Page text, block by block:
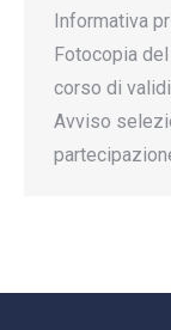
Informativa
Fotocopia
corso di
Avviso